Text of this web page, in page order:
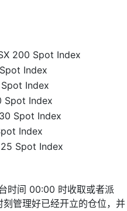
200 Spot Index
Index
Index
Spot Index
Spot Index
Index
Spot Index
时间 00:00 时收取或者派
管理好已经开立的仓位，并